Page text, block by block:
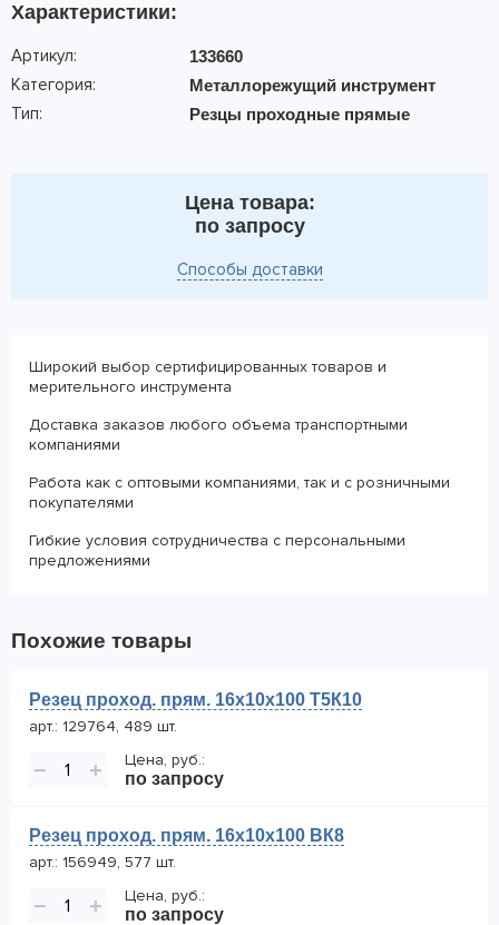
Характеристики:
Артикул: 133660
Категория: Металлорежущий инструмент
Тип: Резцы проходные прямые
Цена товара:
по запросу
Способы доставки
Широкий выбор сертифицированных товаров и
мерительного инструмента
Доставка заказов любого объема транспортными
компаниями
Работа как с оптовыми компаниями, так и с розничными
покупателями
Гибкие условия сотрудничества с персональными
предложениями
Похожие товары
Резец проход. прям. 16х10х100 Т5К10
арт.: 129764, 489 шт.
− +
Цена, руб.:
по запросу
Резец проход. прям. 16х10х100 ВК8
арт.: 156949, 577 шт.
− +
Цена, руб.:
по запросу